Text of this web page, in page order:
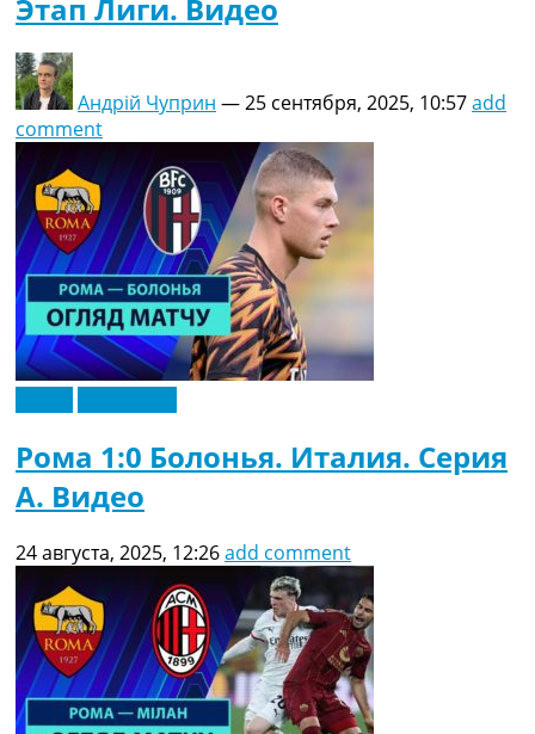
Этап Лиги. Видео
Андрій Чуприн —25 сентября, 2025, 10:57add
comment
Рома 1:0 Болонья. Италия. Серия
A. Видео
24 августа, 2025, 12:26add comment